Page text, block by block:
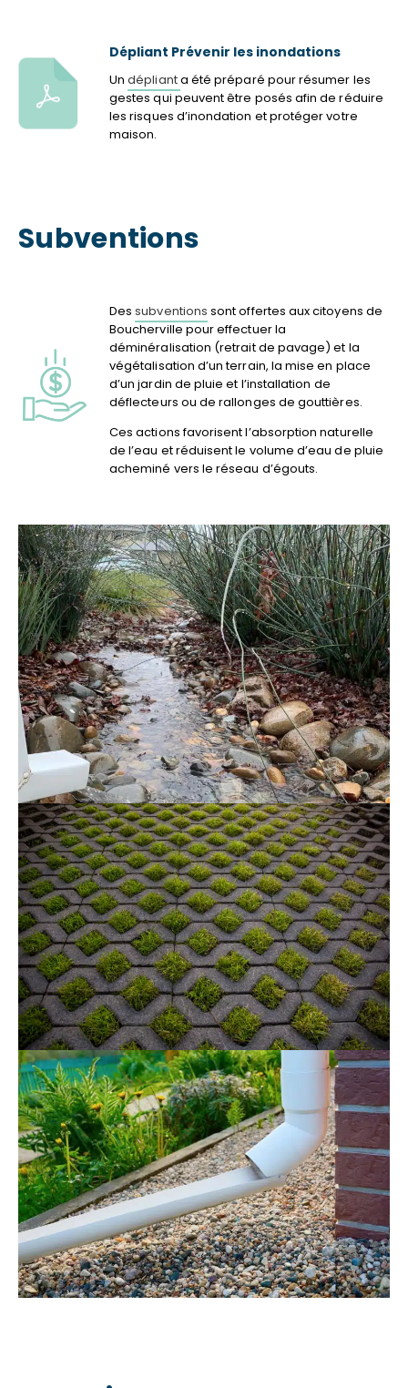
Dépliant Prévenir les inondations
Undéplianta été préparé pour résumer les
gestes qui peuvent être posés afin de réduire
les risques d’inondation et protéger votre
maison.
Subventions
Dessubventions sont offertes aux citoyens de
Boucherville pour effectuer la
déminéralisation (retrait de pavage) et la
végétalisation d’un terrain, la mise en place
d’un jardin de pluie et l’installation de
déflecteurs ou de rallonges de gouttières.
Ces actions favorisent l’absorption naturelle
de l’eau et réduisent le volume d’eau de pluie
acheminé vers le réseau d’égouts.